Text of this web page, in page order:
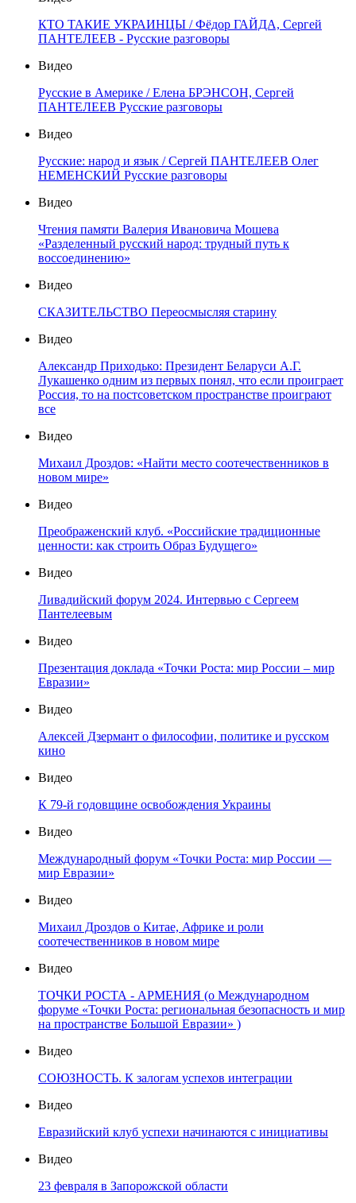
КТО ТАКИЕ УКРАИНЦЫ / Фёдор ГАЙДА, Сергей
ПАНТЕЛЕЕВ - Русские разговоры
Видео
Русские в Америке / Елена БРЭНСОН, Сергей
ПАНТЕЛЕЕВ Русские разговоры
Видео
Русские: народ и язык / Сергей ПАНТЕЛЕЕВ Олег
НЕМЕНСКИЙ Русские разговоры
Видео
Чтения памяти Валерия Ивановича Мошева
«Разделенный русский народ: трудный путь к
воссоединению»
Видео
СКАЗИТЕЛЬСТВО Переосмысляя старину
Видео
Александр Приходько: Президент Беларуси А.Г.
Лукашенко одним из первых понял, что если проиграет
Россия, то на постсоветском пространстве проиграют
все
Видео
Михаил Дроздов: «Найти место соотечественников в
новом мире»
Видео
Преображенский клуб. «Российские традиционные
ценности: как строить Образ Будущего»
Видео
Ливадийский форум 2024. Интервью с Сергеем
Пантелеевым
Видео
Презентация доклада «Точки Роста: мир России – мир
Евразии»
Видео
Алексей Дзермант о философии, политике и русском
кино
Видео
К 79-й годовщине освобождения Украины
Видео
Международный форум «Точки Роста: мир России —
мир Евразии»
Видео
Михаил Дроздов о Китае, Африке и роли
соотечественников в новом мире
Видео
ТОЧКИ РОСТА - АРМЕНИЯ (о Международном
форуме «Точки Роста: региональная безопасность и мир
на пространстве Большой Евразии» )
Видео
СОЮЗНОСТЬ. К залогам успехов интеграции
Видео
Евразийский клуб успехи начинаются с инициативы
Видео
23 февраля в Запорожской области